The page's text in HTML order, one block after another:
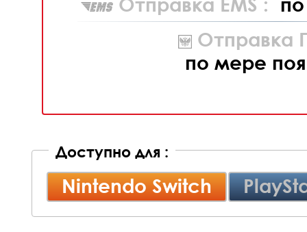
Отправка
по мере
Доступно для :
Nintendo Switch